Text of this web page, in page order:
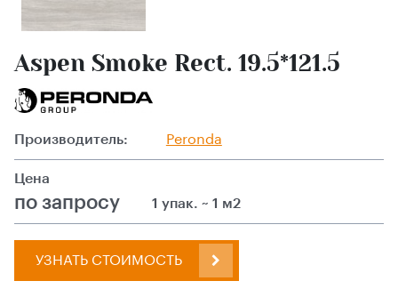
Aspen Smoke Rect. 19.5*121.5
Производитель: Peronda
Цена
по запросу 1 упак. ~ 1 м2
УЗНАТЬ СТОИМОСТЬ